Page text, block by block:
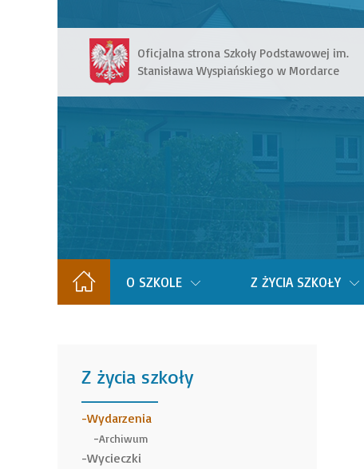
Oficjalna strona Szkoły Podstawowej im.
Stanisława Wyspiańskiego w Mordarce
O SZKOLE Z ŻYCIA SZKOŁY
Z życia szkoły
______
Wydarzenia
Archiwum
Wycieczki